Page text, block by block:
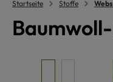
Startseite Stoffe
Bildergalerie